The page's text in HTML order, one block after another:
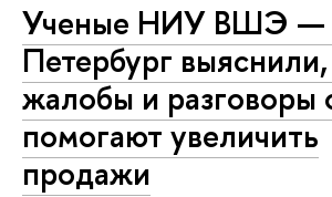
Ученые НИУ ВШЭ —
Петербург
жалобы и разговоры
помогают увеличить
продажи